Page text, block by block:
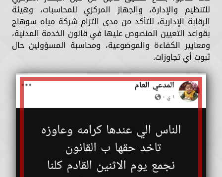
للتنظيم والإدارة، والجهاز المركزي للمحاسبات، وهيئة
الرقابة الإدارية، للتأكد من مدى التزام شركة مياه سوهاج
بقواعد التعيين المنصوص عليها في قانون الخدمة المدنية،
ومعايير الكفاءة والموضوعية، ومحاسبة المسؤولين حال
ثبوت أي تجاوزات.